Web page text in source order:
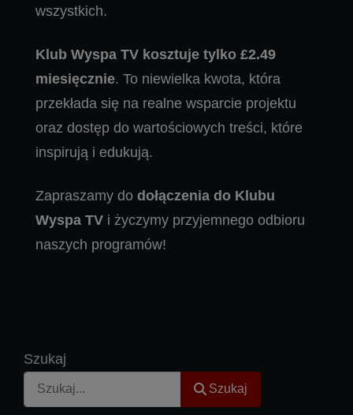
wszystkich.
Klub Wyspa TV kosztuje tylko £2.49
miesięcznie. To niewielka kwota, która
przekłada się na realne wsparcie projektu
oraz dostęp do wartościowych treści, które
inspirują i edukują.
Zapraszamy do dołączenia do Klubu
Wyspa TV i życzymy przyjemnego odbioru
naszych programów!
Szukaj
Szukaj